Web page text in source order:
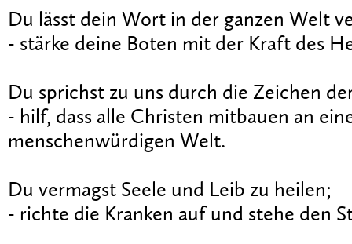
Du lässt dein Wort in der ganzen Welt
- stärke deine Boten mit der Kraft des
Du sprichst zu uns durch die Zeichen
- hilf, dass alle Christen mitbauen an
menschenwürdigen Welt.
Du vermagst Seele und Leib zu heilen;
- richte die Kranken auf und stehe den